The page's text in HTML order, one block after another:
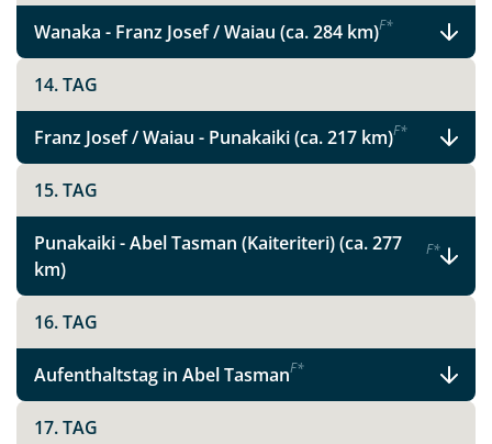
Facebook
Instagram
Wanaka - Franz Josef / Waiau (ca. 284 km)F*
14. TAG
Franz Josef / Waiau - Punakaiki (ca. 217 km)F*
15. TAG
Punakaiki - Abel Tasman (Kaiteriteri) (ca. 277
km)
F*
16. TAG
Aufenthaltstag in Abel TasmanF*
17. TAG